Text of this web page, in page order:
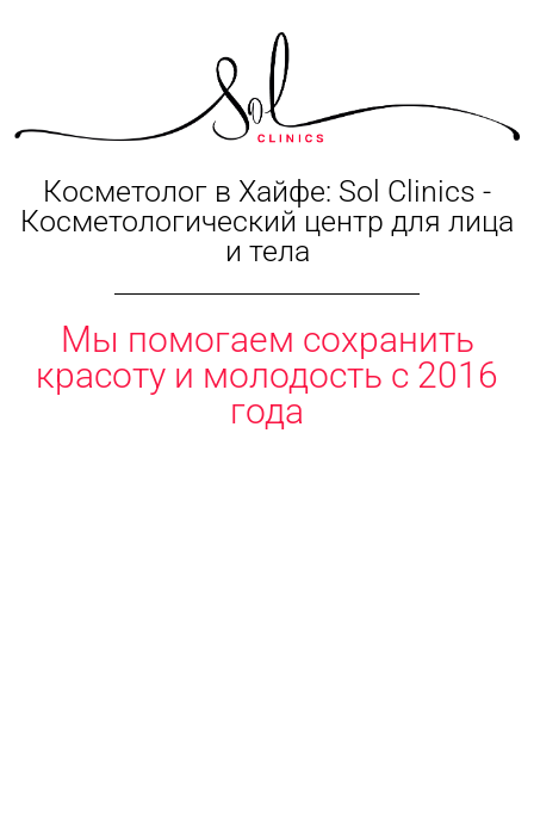
Косметолог в Хайфе: Sol Clinics -
Косметологический центр для лица
и тела
Мы помогаем сохранить
красоту и молодость с 2016
года